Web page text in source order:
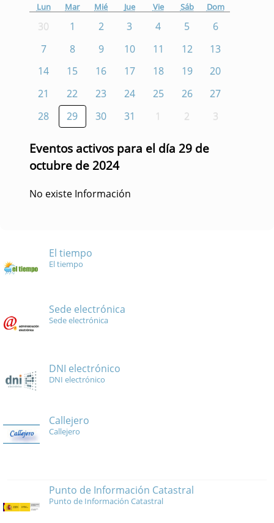
Lun Mar Mié Jue Vie Sáb Dom
30 1 2 3 4 5
6
7
8 9 10 11 12
13
14
15 16 17 18 19
20
21
22 23 24 25 26
27
28
29 30 31 1 2 3
Eventos activos para el día 29 de
octubre de 2024
No existe Información
El tiempo
El tiempo
Sede electrónica
Sede electrónica
DNI electrónico
DNI electrónico
Callejero
Callejero
Punto de Información Catastral
Punto de Información Catastral